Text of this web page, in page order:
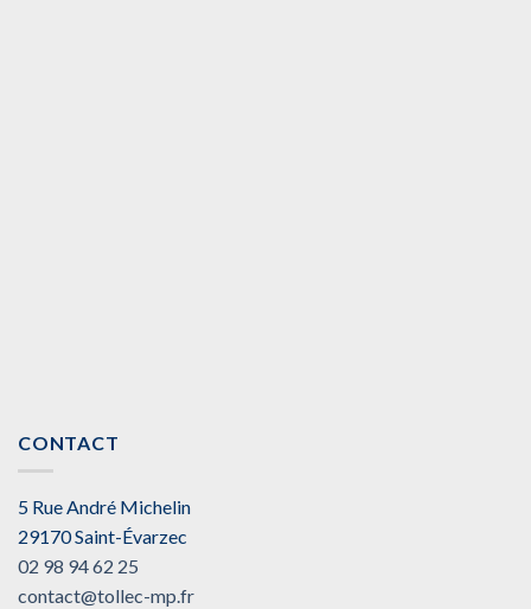
CONTACT
5 Rue André Michelin
29170 Saint-Évarzec
02 98 94 62 25
contact@tollec-mp.fr